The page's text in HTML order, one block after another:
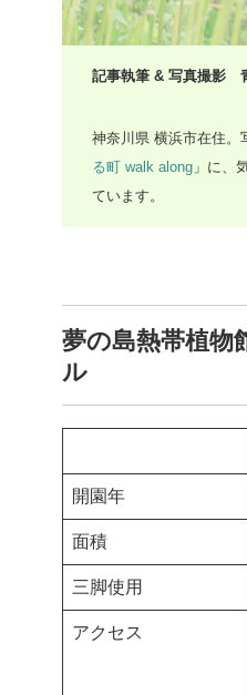
記事執筆 & 写真撮影
神奈川県 横浜市在住。
る町 walk along」に、
ています。
夢の島熱帯植物
ル
開園年
面積
三脚使用
アクセス